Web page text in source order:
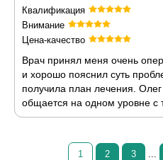
Квалификация
Внимание
Цена-качество
Врач принял меня очень
и хорошо пояснил суть
получила план лечения.
общается на одном уровне с
1 2 3 ...